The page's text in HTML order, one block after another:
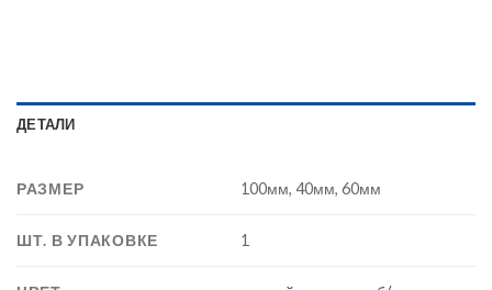
ДЕТАЛИ
РАЗМЕР 100мм, 40мм, 60мм
ШТ. В УПАКОВКЕ 1